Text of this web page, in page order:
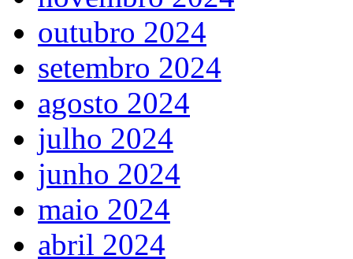
outubro 2024
setembro 2024
agosto 2024
julho 2024
junho 2024
maio 2024
abril 2024